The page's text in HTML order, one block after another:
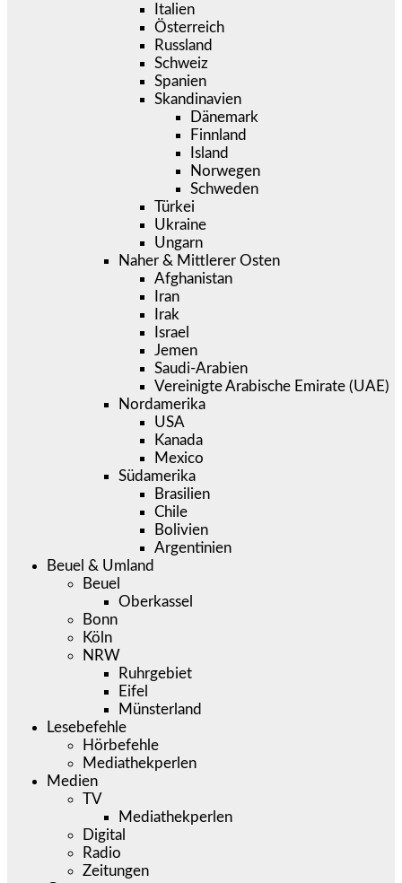
Italien
Österreich
Russland
Schweiz
Spanien
Skandinavien
Dänemark
Finnland
Island
Norwegen
Schweden
Türkei
Ukraine
Ungarn
Naher & Mittlerer Osten
Afghanistan
Iran
Irak
Israel
Jemen
Saudi-Arabien
Vereinigte Arabische Emirate (UAE)
Nordamerika
USA
Kanada
Mexico
Südamerika
Brasilien
Chile
Bolivien
Argentinien
Beuel & Umland
Beuel
Oberkassel
Bonn
Köln
NRW
Ruhrgebiet
Eifel
Münsterland
Lesebefehle
Hörbefehle
Mediathekperlen
Medien
TV
Mediathekperlen
Digital
Radio
Zeitungen